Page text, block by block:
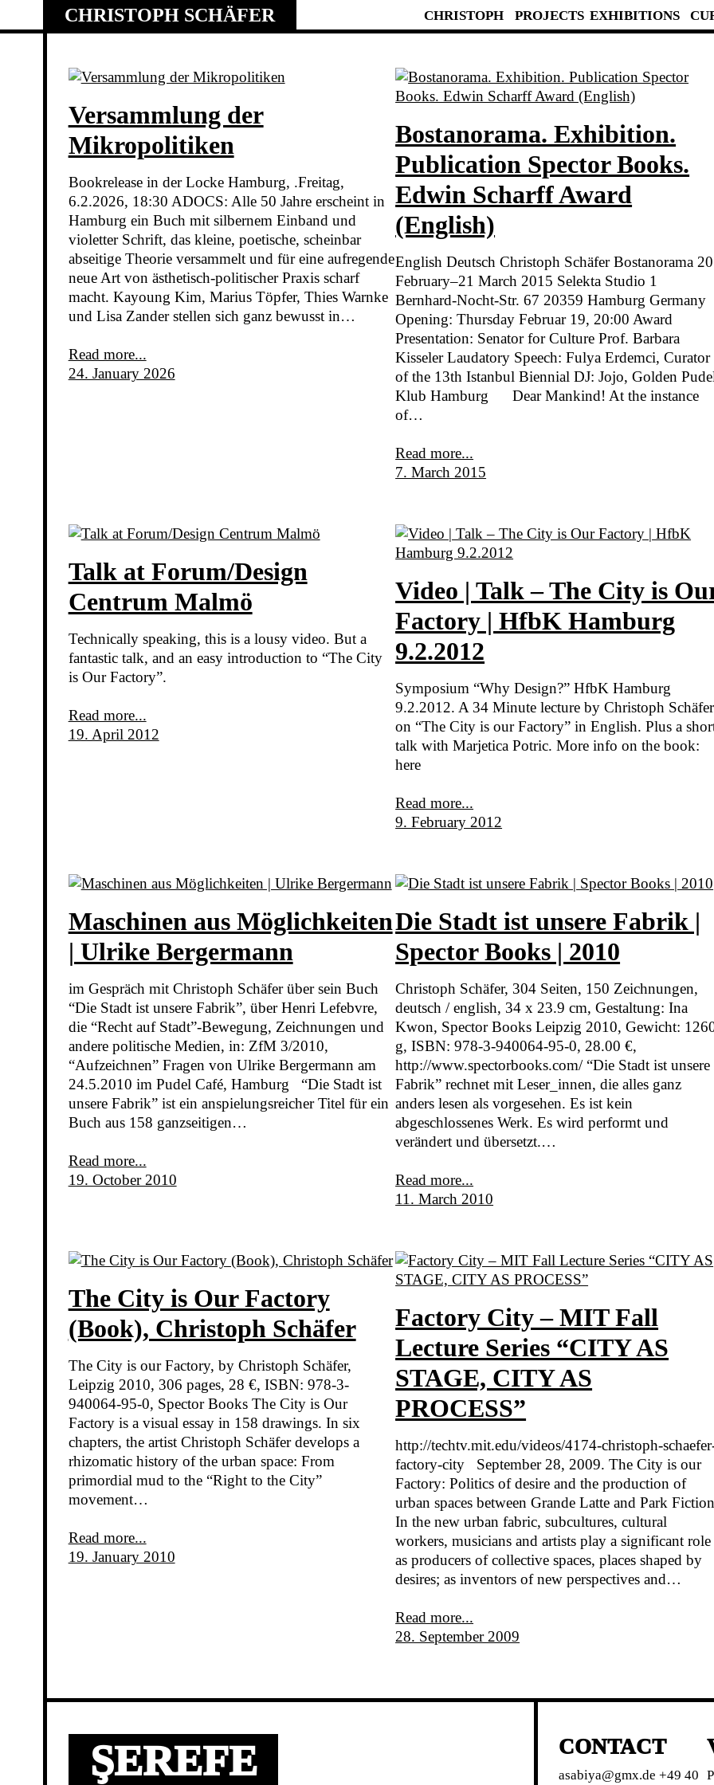
to
CHRISTOPH SCHÄFER CHRISTOPH PROJECTS EXHIBITIONS
Versammlung der
Mikropolitiken
Bookrelease in der Locke Hamburg, .Freitag,
6.2.2026, 18:30 ADOCS: Alle 50 Jahre erscheint in
Hamburg ein Buch mit silbernem Einband und
violetter Schrift, das kleine, poetische, scheinbar
abseitige Theorie versammelt und für eine aufregende
neue Art von ästhetisch-politischer Praxis scharf
macht. Kayoung Kim, Marius Töpfer, Thies Warnke
und Lisa Zander stellen sich ganz bewusst in…
Read more...
24. January 2026
Bostanorama. Exhibition.
Publication Spector Books.
Edwin Scharff Award
(English)
English Deutsch Christoph Schäfer Bostanorama 20
February–21 March 2015 Selekta Studio 1
Bernhard-Nocht-Str. 67 20359 Hamburg Germany
Opening: Thursday Februar 19, 20:00 Award
Presentation: Senator for Culture Prof. Barbara
Kisseler Laudatory Speech: Fulya Erdemci, Curator
of the 13th Istanbul Biennial DJ: Jojo, Golden
Klub Hamburg Dear Mankind! At the instance
of…
Read more...
7. March 2015
Talk at Forum/Design
Centrum Malmö
Technically speaking, this is a lousy video. But a
fantastic talk, and an easy introduction to “The City
is Our Factory”.
Read more...
19. April 2012
Video | Talk – The City is
Factory | HfbK Hamburg
9.2.2012
Symposium “Why Design?” HfbK Hamburg
9.2.2012. A 34 Minute lecture by Christoph Schäfer
on “The City is our Factory” in English. Plus a
talk with Marjetica Potric. More info on the book:
here
Read more...
9. February 2012
Maschinen aus Möglichkeiten
| Ulrike Bergermann
im Gespräch mit Christoph Schäfer über sein Buch
“Die Stadt ist unsere Fabrik”, über Henri Lefebvre,
die “Recht auf Stadt”-Bewegung, Zeichnungen und
andere politische Medien, in: ZfM 3/2010,
“Aufzeichnen” Fragen von Ulrike Bergermann am
24.5.2010 im Pudel Café, Hamburg “Die Stadt ist
unsere Fabrik” ist ein anspielungsreicher Titel für ein
Buch aus 158 ganzseitigen…
Read more...
19. October 2010
Die Stadt ist unsere Fabrik |
Spector Books | 2010
Christoph Schäfer, 304 Seiten, 150 Zeichnungen,
deutsch / english, 34 x 23.9 cm, Gestaltung: Ina
Kwon, Spector Books Leipzig 2010, Gewicht:
g, ISBN: 978-3-940064-95-0, 28.00 €,
http://www.spectorbooks.com/ “Die Stadt ist unsere
Fabrik” rechnet mit Leser_innen, die alles ganz
anders lesen als vorgesehen. Es ist kein
abgeschlossenes Werk. Es wird performt und
verändert und übersetzt.…
Read more...
11. March 2010
The City is Our Factory
(Book), Christoph Schäfer
The City is our Factory, by Christoph Schäfer,
Leipzig 2010, 306 pages, 28 €, ISBN: 978-3-
940064-95-0, Spector Books The City is Our
Factory is a visual essay in 158 drawings. In six
chapters, the artist Christoph Schäfer develops a
rhizomatic history of the urban space: From
primordial mud to the “Right to the City”
movement…
Read more...
19. January 2010
Factory City – MIT Fall
Lecture Series “CITY AS
STAGE, CITY AS
PROCESS”
http://techtv.mit.edu/videos/4174-christoph-
factory-city September 28, 2009. The City is our
Factory: Politics of desire and the production of
urban spaces between Grande Latte and Park
In the new urban fabric, subcultures, cultural
workers, musicians and artists play a significant role
as producers of collective spaces, places shaped by
desires; as inventors of new perspectives and…
Read more...
28. September 2009
ŞEREFE CONTACT
asabiya@gmx.de +49 40